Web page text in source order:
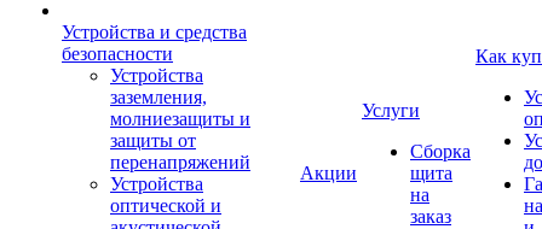
Устройства и средства
безопасности
Устройства
заземления,
молниезащиты и
защиты от
перенапряжений
Устройства
оптической и
Акции
Услуги
Сборка
щита
на
заказ
Как